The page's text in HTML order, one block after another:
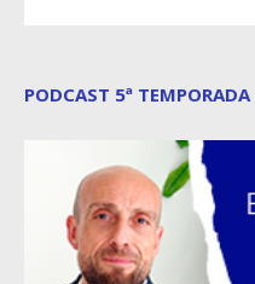
PODCAST 5ª TEMPORADA